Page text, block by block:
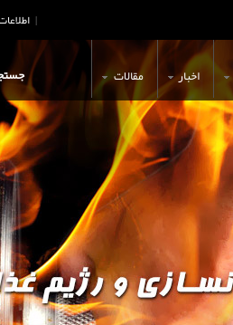
|
اخبار مقالات